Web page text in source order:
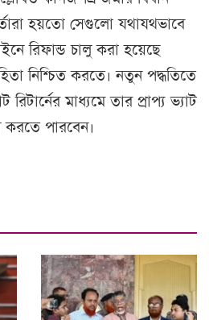
হয়তো সেগুলো যথাযথভাবে
রিফান্ড চালু করা হয়েছে
নিশ্চিত করতে। নতুন পদ্ধতিতে
মাধ্যমে তার প্রাপ্য ভ্যাট
করতে পারবেন।